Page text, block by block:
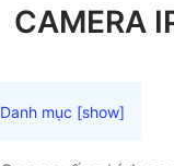
CAMERA